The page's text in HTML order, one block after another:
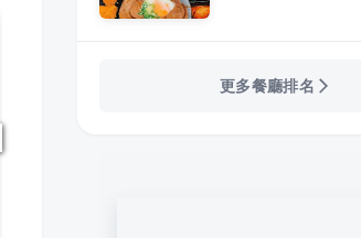
更多餐廳排名